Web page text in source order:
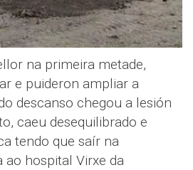
na primeira metade,
e puideron ampliar a
descanso chegou a lesión
caeu desequilibrado e
tendo que saír na
ao hospital Virxe da